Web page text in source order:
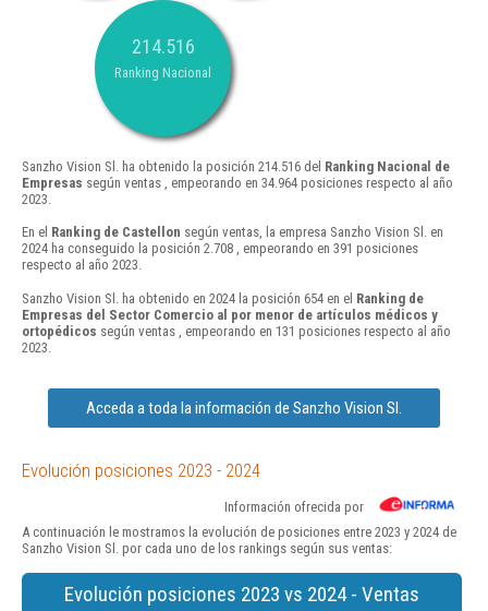
214.516
Ranking Nacional
Sanzho Vision Sl. ha obtenido la posición 214.516 del Ranking Nacional de
Empresas según ventas , empeorando en 34.964 posiciones respecto al año
2023.
En el Ranking de Castellon según ventas, la empresa Sanzho Vision Sl. en
2024 ha conseguido la posición 2.708 , empeorando en 391 posiciones
respecto al año 2023.
Sanzho Vision Sl. ha obtenido en 2024 la posición 654 en el Ranking de
Empresas del Sector Comercio al por menor de artículos médicos y
ortopédicos según ventas , empeorando en 131 posiciones respecto al año
2023.
Acceda a toda la información de Sanzho Vision Sl.
Evolución posiciones 2023 - 2024
Información ofrecida por
A continuación le mostramos la evolución de posiciones entre 2023 y 2024 de
Sanzho Vision Sl. por cada uno de los rankings según sus ventas:
Evolución posiciones 2023 vs 2024 - Ventas